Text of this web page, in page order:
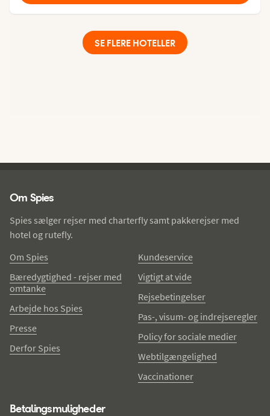
SE FLERE HOTELLER
Om Spies
Spies sælger rejser med charterfly samt pakkerejser med
hotel og rutefly.
Om Spies
Bæredygtighed - rejser med
omtanke
Arbejde hos Spies
Presse
Derfor Spies
Kundeservice
Vigtigt at vide
Rejsebetingelser
Pas-, visum- og indrejseregler
Policy for sociale medier
Webtilgængelighed
Vaccinationer
Betalingsmuligheder